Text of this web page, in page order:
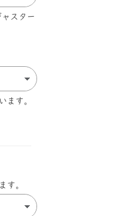
スター
ます。
す。